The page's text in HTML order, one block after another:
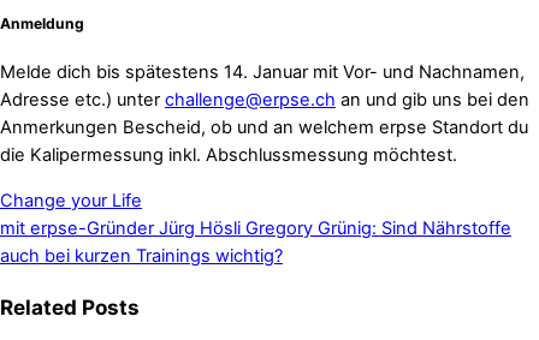
Anmeldung
Melde dich bis spätestens 14. Januar mit Vor- und Nachnamen,
Adresse etc.) unter challenge@erpse.ch an und gib uns bei den
Anmerkungen Bescheid, ob und an welchem erpse Standort du
die Kalipermessung inkl. Abschlussmessung möchtest.
Change your Life
mit erpse-Gründer Jürg Hösli Gregory Grünig: Sind Nährstoffe
auch bei kurzen Trainings wichtig?
Related Posts